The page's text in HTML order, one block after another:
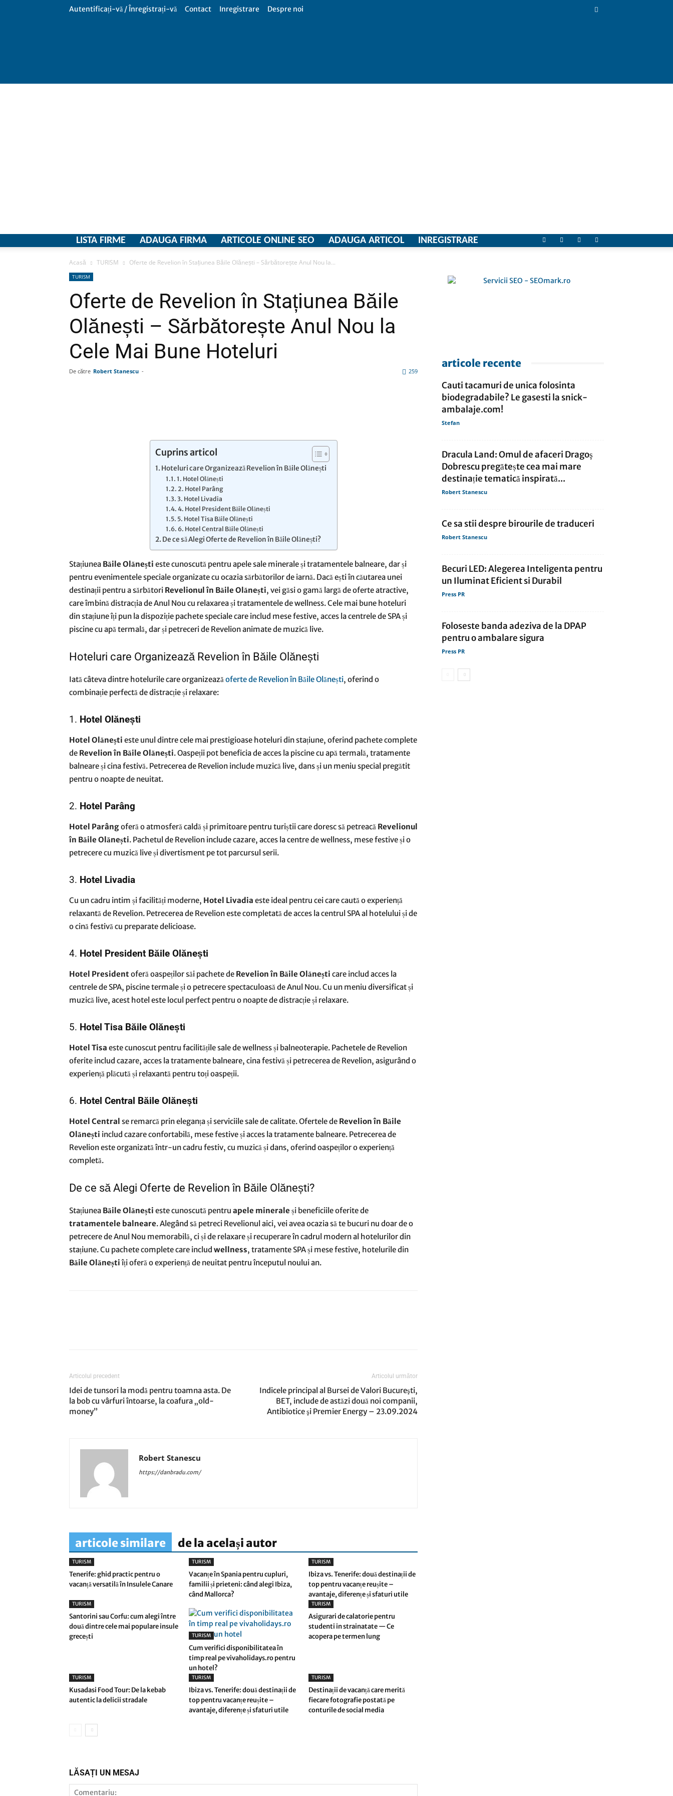
Autentificați-vă / Înregistrați-vă Contact Inregistrare Despre noi
Firme
LISTA FIRME ADAUGA FIRMA ARTICOLE ONLINE SEO ADAUGA ARTICOL INREGISTRARE
Acasă TURISM Oferte de Revelion în Stațiunea Băile Olănești – Sărbătorește Anul Nou la...
TURISM
Oferte de Revelion în Stațiunea Băile
Olănești – Sărbătorește Anul Nou la
Cele Mai Bune Hoteluri
De către Robert Stanescu - 259
Cuprins articol
Hoteluri care Organizează Revelion în Băile Olănești
1. Hotel Olănești
2. Hotel Parâng
3. Hotel Livadia
4. Hotel President Băile Olănești
5. Hotel Tisa Băile Olănești
6. Hotel Central Băile Olănești
De ce să Alegi Oferte de Revelion în Băile Olănești?
Stațiunea Băile Olănești este cunoscută pentru apele sale minerale și tratamentele balneare, dar și
pentru evenimentele speciale organizate cu ocazia sărbătorilor de iarnă. Dacă ești în căutarea unei
destinații pentru a sărbători Revelionul în Băile Olănești, vei găsi o gamă largă de oferte atractive,
care îmbină distracția de Anul Nou cu relaxarea și tratamentele de wellness. Cele mai bune hoteluri
din stațiune îți pun la dispoziție pachete speciale care includ mese festive, acces la centrele de SPA și
piscine cu apă termală, dar și petreceri de Revelion animate de muzică live.
Hoteluri care Organizează Revelion în Băile Olănești
Iată câteva dintre hotelurile care organizeazăoferte de Revelion în Băile Olănești, oferind o
combinație perfectă de distracție și relaxare:
1. Hotel Olănești
Hotel Olănești este unul dintre cele mai prestigioase hoteluri din stațiune, oferind pachete complete
de Revelion în Băile Olănești. Oaspeții pot beneficia de acces la piscine cu apă termală, tratamente
balneare și cina festivă. Petrecerea de Revelion include muzică live, dans și un meniu special pregătit
pentru o noapte de neuitat.
2. Hotel Parâng
Hotel Parângoferă o atmosferă caldă și primitoare pentru turiștii care doresc să petreacă Revelionul
în Băile Olănești. Pachetul de Revelion include cazare, acces la centre de wellness, mese festive și o
petrecere cu muzică live și divertisment pe tot parcursul serii.
3. Hotel Livadia
Cu un cadru intim și facilități moderne, Hotel Livadia este ideal pentru cei care caută o experiență
relaxantă de Revelion. Petrecerea de Revelion este completată de acces la centrul SPA al hotelului și de
o cină festivă cu preparate delicioase.
4. Hotel President Băile Olănești
Hotel President oferă oaspeților săi pachete de Revelion în Băile Olănești care includ acces la
centrele de SPA, piscine termale și o petrecere spectaculoasă de Anul Nou. Cu un meniu diversificat și
muzică live, acest hotel este locul perfect pentru o noapte de distracție și relaxare.
5. Hotel Tisa Băile Olănești
Hotel Tisa este cunoscut pentru facilitățile sale de wellness și balneoterapie. Pachetele de Revelion
oferite includ cazare, acces la tratamente balneare, cina festivă și petrecerea de Revelion, asigurând o
experiență plăcută și relaxantă pentru toți oaspeții.
6. Hotel Central Băile Olănești
Hotel Central se remarcă prin eleganța și serviciile sale de calitate. Ofertele de Revelion în Băile
Olănești includ cazare confortabilă, mese festive și acces la tratamente balneare. Petrecerea de
Revelion este organizată într-un cadru festiv, cu muzică și dans, oferind oaspeților o experiență
completă.
De ce să Alegi Oferte de Revelion în Băile Olănești?
Stațiunea Băile Olănești este cunoscută pentru apele minerale și beneficiile oferite de
tratamentele balneare. Alegând să petreci Revelionul aici, vei avea ocazia să te bucuri nu doar de o
petrecere de Anul Nou memorabilă, ci și de relaxare și recuperare în cadrul modern al hotelurilor din
stațiune. Cu pachete complete care includ wellness, tratamente SPA și mese festive, hotelurile din
Băile Olăneștiîți oferă o experiență de neuitat pentru începutul noului an.
Articolul precedent
Idei de tunsori la modă pentru toamna asta. De
la bob cu vârfuri întoarse, la coafura „old-
money”
Articolul următor
Indicele principal al Bursei de Valori Bucureşti,
BET, include de astăzi două noi companii,
Antibiotice şi Premier Energy – 23.09.2024
Robert Stanescu
https://danbradu.com/
articole similare de la același autor
TURISM
Tenerife: ghid practic pentru o
vacanță versatilă în Insulele Canare
TURISM
Vacanțe în Spania pentru cupluri,
familii și prieteni: când alegi Ibiza,
când Mallorca?
TURISM
Ibiza vs. Tenerife: două destinații de
top pentru vacanțe reușite –
avantaje, diferențe și sfaturi utile
TURISM
Santorini sau Corfu: cum alegi între
două dintre cele mai populare insule
grecești
TURISM
Cum verifici disponibilitatea în
timp real pe vivaholidays.ro pentru
un hotel?
TURISM
Asigurari de calatorie pentru
studenti in strainatate — Ce
acopera pe termen lung
TURISM
Kusadasi Food Tour: De la kebab
autentic la delicii stradale
TURISM
Ibiza vs. Tenerife: două destinații de
top pentru vacanțe reușite –
avantaje, diferențe și sfaturi utile
TURISM
Destinații de vacanță care merită
fiecare fotografie postată pe
conturile de social media
LĂSAȚI UN MESAJ
articole recente
Cauti tacamuri de unica folosinta
biodegradabile? Le gasesti la snick-
ambalaje.com!
Stefan
Dracula Land: Omul de afaceri Dragoş
Dobrescu pregătește cea mai mare
destinație tematică inspirată...
Robert Stanescu
Ce sa stii despre birourile de traduceri
Robert Stanescu
Becuri LED: Alegerea Inteligenta pentru
un Iluminat Eficient si Durabil
Press PR
Foloseste banda adeziva de la DPAP
pentru o ambalare sigura
Press PR